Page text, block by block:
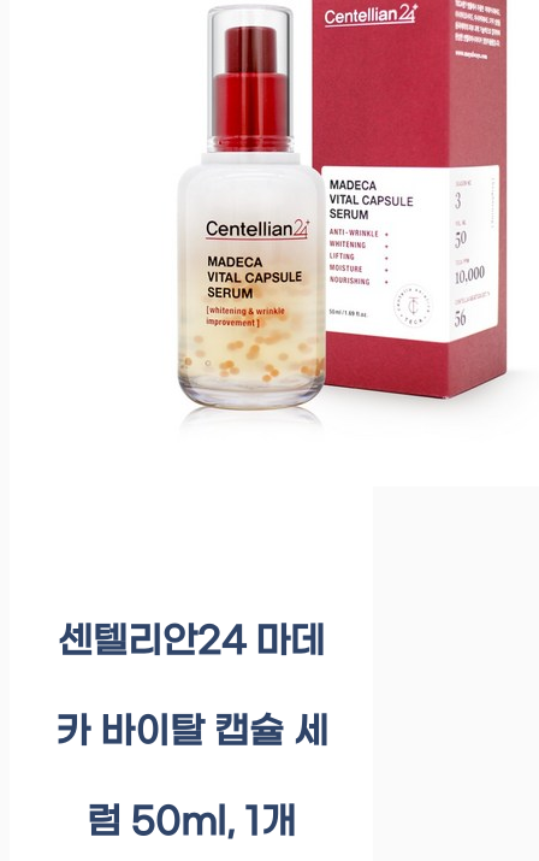
센텔리안24 마데
카 바이탈 캡슐 세
럼 50ml, 1개